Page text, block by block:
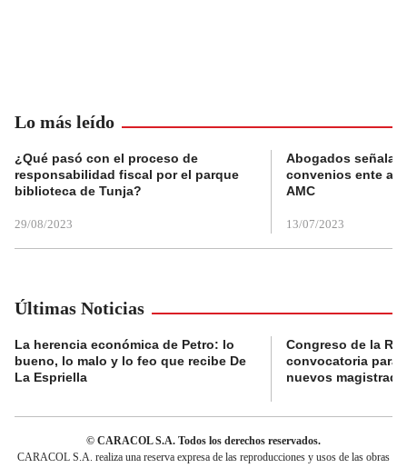
Lo más leído
¿Qué pasó con el proceso de
responsabilidad fiscal por el parque
biblioteca de Tunja?
29/08/2023
Abogados
convenios ente
AMC
13/07/2023
Últimas Noticias
La herencia económica de Petro: lo
bueno, lo malo y lo feo que recibe De
La Espriella
Congreso de la
convocatoria para
nuevos
© CARACOL S.A. Todos los derechos reservados.
CARACOL S.A. realiza una reserva expresa de las reproducciones y usos de las obras